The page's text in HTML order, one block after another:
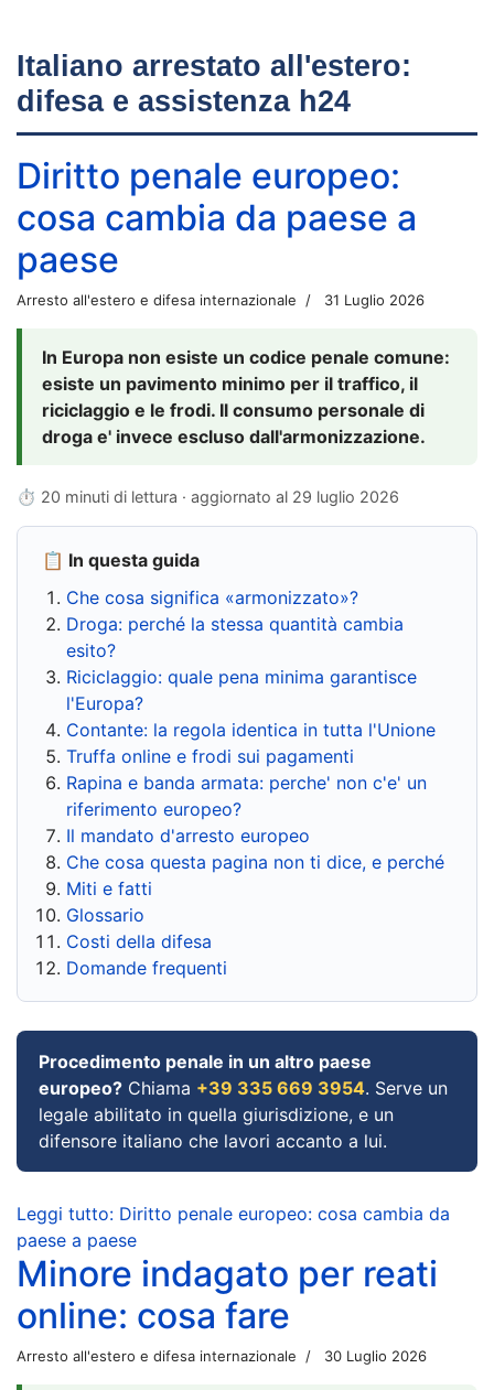
Italiano arrestato all'estero:
difesa e assistenza h24
Diritto penale europeo:
cosa cambia da paese a
paese
Arresto all'estero e difesa internazionale 31 Luglio 2026
In Europa non esiste un codice penale comune:
esiste un pavimento minimo per il traffico, il
riciclaggio e le frodi. Il consumo personale di
droga e' invece escluso dall'armonizzazione.
⏱ 20 minuti di lettura · aggiornato al 29 luglio 2026
📋 In questa guida
Che cosa significa «armonizzato»?
Droga: perché la stessa quantità cambia
esito?
Riciclaggio: quale pena minima garantisce
l'Europa?
Contante: la regola identica in tutta l'Unione
Truffa online e frodi sui pagamenti
Rapina e banda armata: perche' non c'e' un
riferimento europeo?
Il mandato d'arresto europeo
Che cosa questa pagina non ti dice, e perché
Miti e fatti
Glossario
Costi della difesa
Domande frequenti
Procedimento penale in un altro paese
europeo? Chiama +39 335 669 3954. Serve un
legale abilitato in quella giurisdizione, e un
difensore italiano che lavori accanto a lui.
Leggi tutto: Diritto penale europeo: cosa cambia da
paese a paese
Minore indagato per reati
online: cosa fare
Arresto all'estero e difesa internazionale 30 Luglio 2026